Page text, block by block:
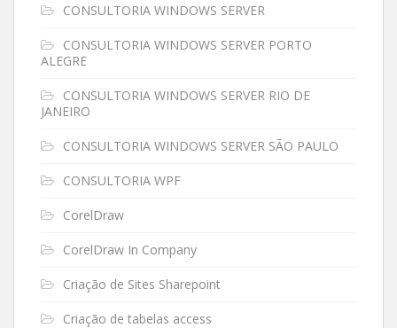
CONSULTORIA WINDOWS SERVER
CONSULTORIA WINDOWS SERVER PORTO
ALEGRE
CONSULTORIA WINDOWS SERVER RIO DE
JANEIRO
CONSULTORIA WINDOWS SERVER SÃO PAULO
CONSULTORIA WPF
CorelDraw
CorelDraw In Company
Criação de Sites Sharepoint
Criação de tabelas access